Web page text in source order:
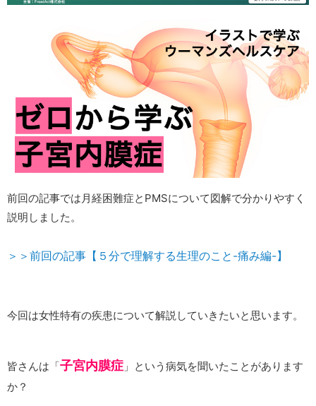
前回の記事では月経困難症とPMSについて図解で分かりやすく
説明しました。
＞＞前回の記事【５分で理解する生理のこと-痛み編-】
今回は女性特有の疾患について解説していきたいと思います。
皆さんは「子宮内膜症 」という病気を聞いたことがあります
か？